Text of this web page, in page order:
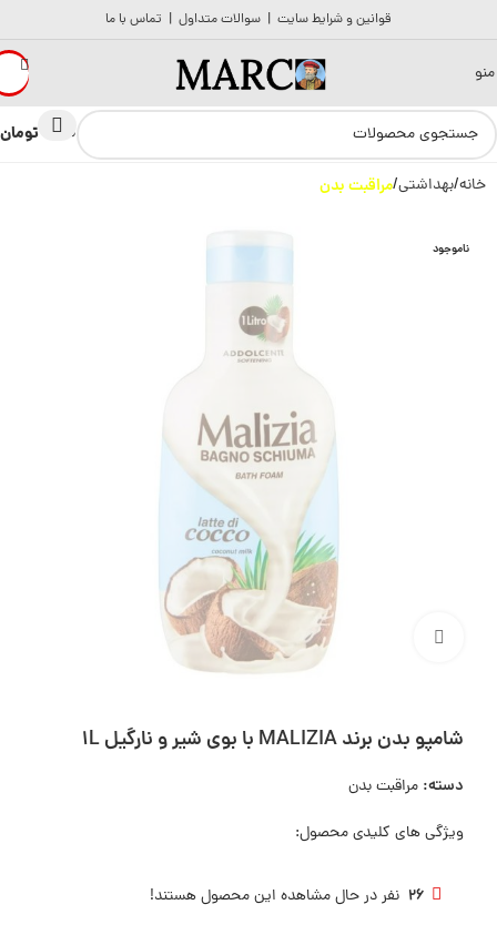
قوانین و شرایط سایت | سوالات متداول | تماس با ما
منو
0 تومان
خانه بهداشتی مراقبت بدن
ناموجود
بزرگنمایی تصویر
شامپو بدن برند MALIZIA با بوی شیر و نارگیل 1L
دسته: مراقبت بدن
ویژگی های کلیدی محصول:
26 نفر در حال مشاهده این محصول هستند!